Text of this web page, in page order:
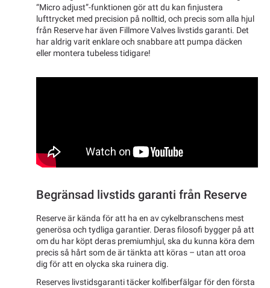
“Micro adjust”-funktionen gör att du kan finjustera
lufttrycket med precision på nolltid, och precis som alla hjul
från Reserve har även Fillmore Valves livstids garanti. Det
har aldrig varit enklare och snabbare att pumpa däcken
eller montera tubeless tidigare!
Begränsad livstids garanti från Reserve
Reserve är kända för att ha en av cykelbranschens mest
generösa och tydliga garantier. Deras filosofi bygger på att
om du har köpt deras premiumhjul, ska du kunna köra dem
precis så hårt som de är tänkta att köras – utan att oroa
dig för att en olycka ska ruinera dig.
Reserves livstidsgaranti täcker kolfiberfälgar för den första